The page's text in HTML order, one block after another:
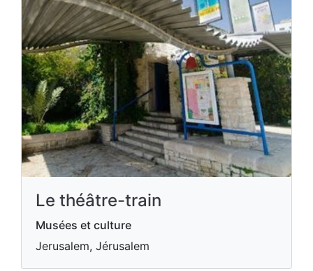
Le théâtre-train
Musées et culture
Jerusalem, Jérusalem